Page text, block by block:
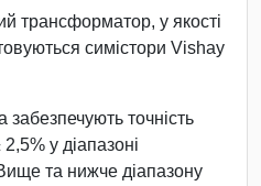
трансформатор, у якості
симістори Vishay
забезпечують точність
у діапазоні
та нижче діапазону